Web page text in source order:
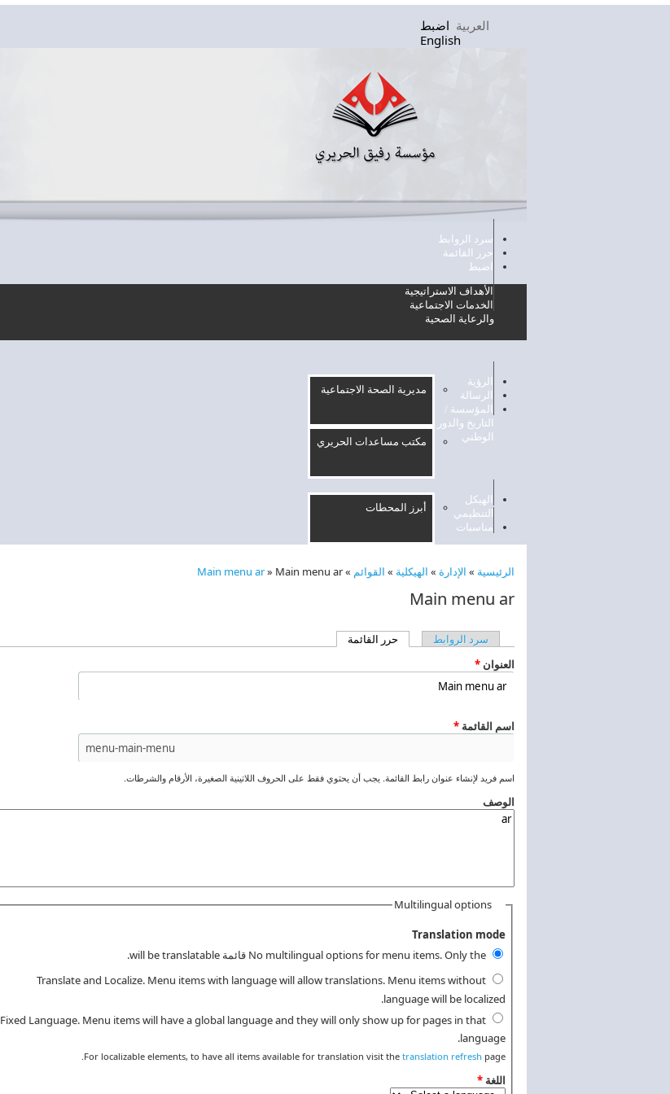
تجاوز إلى المحتوى الرئيسي
اضبط العربية
English
سرد الروابط
حرر القائمة
اضبط
الأهداف الاستراتيجية
الخدمات الاجتماعية
والرعاية الصحية
مديرية الصحة الاجتماعية
مكتب مساعدات الحريري
الرؤية
الرسالة
المؤسسة /
التاريخ والدور
الوطني
أبرز المحطات
الهيكل
التنظيمي
مناسبات
الرئيسية » الإدارة » الهيكلية » القوائم »
Main menu ar» Main menu ar
Main menu ar
التبويبات الأساسية
سرد الروابط حرر القائمة
‏العنوان ‏*
‏اسم القائمة ‏*
اسم فريد لإنشاء عنوان رابط القائمة. يجب أن يحتوي فقط على الحروف اللاتينية الصغيرة، الأرقام والشرطات.
‏الوصف ‏
Multilingual options
‏Translate and Localize. Menu items with language will allow translations. Menu items without
language will be localized. ‏
‏Fixed Language. Menu items will have a global language and they will only show up for pages in that
language. ‏
For localizable elements, to have all items available for translation visit the translation refresh page.
‏اللغة ‏ *